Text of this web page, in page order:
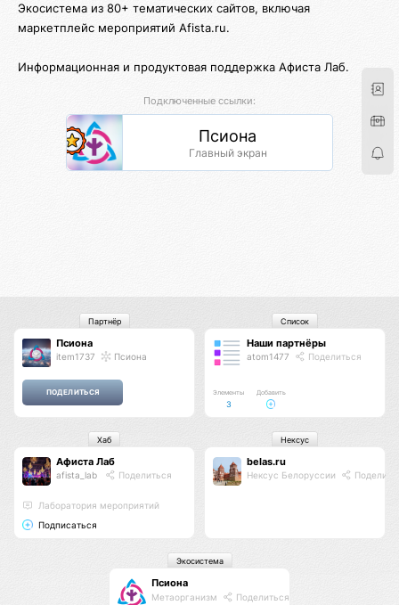
Экосистема из 80+ тематических сайтов, включая
маркетплейс мероприятий Afista.ru.
Информационная и продуктовая поддержка Афиста Лаб.
Подключенные ссылки:
Псиона
Главный экран
Псиона
item1737 Псиона
Партнёр
Наши партнёры
atom1477 Поделиться
Элементы
3
Добавить
Список
Афиста Лаб
afista_lab Поделиться
Лаборатория мероприятий
Подписаться
Хаб
belas.ru
Нексус Белоруссии
Нексус
Псиона
Метаорганизм Поделиться
Экосистема